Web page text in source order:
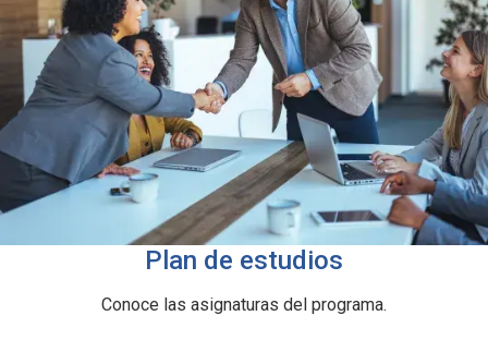
Plan de estudios
Conoce las asignaturas del programa.